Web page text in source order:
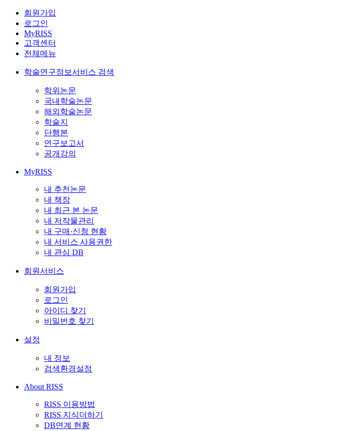
회원가입
로그인
MyRISS
고객센터
전체메뉴
학술연구정보서비스 검색
학위논문
국내학술논문
해외학술논문
학술지
단행본
연구보고서
공개강의
MyRISS
내 추천논문
내 책장
내 최근 본 논문
내 저작물관리
내 구매·신청 현황
내 서비스 사용권한
내 관심 DB
회원서비스
회원가입
로그인
아이디 찾기
비밀번호 찾기
설정
내 정보
검색환경설정
About RISS
RISS 이용방법
RISS 지식더하기
DB연계 현황